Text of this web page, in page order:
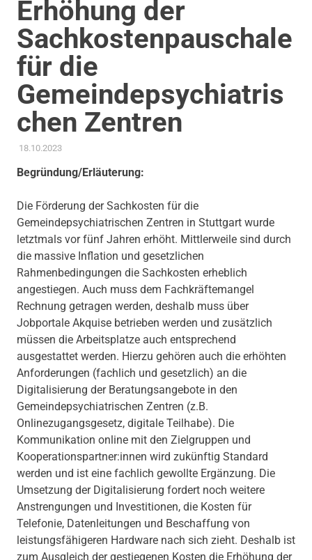
Erhöhung der
Sachkostenpauschale
für die
Gemeindepsychiatris
chen Zentren
18.10.2023ADMIN
AKTUELLES
SOZIALE SICHERUNG & TEILHABE
Begründung/Erläuterung:
Die Förderung der Sachkosten für die
Gemeindepsychiatrischen Zentren in Stuttgart wurde
letztmals vor fünf Jahren erhöht. Mittlerweile sind durch
die massive Inflation und gesetzlichen
Rahmenbedingungen die Sachkosten erheblich
angestiegen. Auch muss dem Fachkräftemangel
Rechnung getragen werden, deshalb muss über
Jobportale Akquise betrieben werden und zusätzlich
müssen die Arbeitsplatze auch entsprechend
ausgestattet werden. Hierzu gehören auch die erhöhten
Anforderungen (fachlich und gesetzlich) an die
Digitalisierung der Beratungsangebote in den
Gemeindepsychiatrischen Zentren (z.B.
Onlinezugangsgesetz, digitale Teilhabe). Die
Kommunikation online mit den Zielgruppen und
Kooperationspartner:innen wird zukünftig Standard
werden und ist eine fachlich gewollte Ergänzung. Die
Umsetzung der Digitalisierung fordert noch weitere
Anstrengungen und Investitionen, die Kosten für
Telefonie, Datenleitungen und Beschaffung von
leistungsfähigeren Hardware nach sich zieht. Deshalb ist
zum Ausgleich der gestiegenen Kosten die Erhöhung der